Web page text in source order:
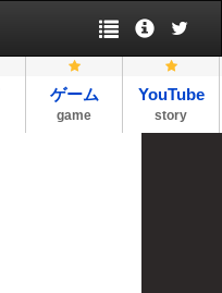
ゲーム
game
YouTube
story